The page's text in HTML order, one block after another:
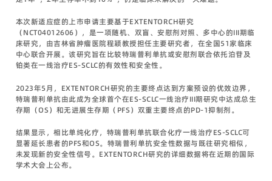
本次新适应症的上市申请主要基于EXTENTORCH研究
（NCT04012606），是一项随机、双盲、安慰剂对照、多中心的III期临
床研究，由吉林省肿瘤医院程颖教授担任主要研究者，在全国51家临床
中心联合开展。该研究旨在比较特瑞普利单抗或安慰剂联合依托泊苷及
铂类在一线治疗ES-SCLC的有效性和安全性。
2023年5月，EXTENTORCH研究的主要终点达到方案预设的优效边界，
特瑞普利单抗由此成为全球首个在ES-SCLC一线治疗III期研究中达成总生
存期（OS）和无进展生存期（PFS）双重主要终点的PD-1抑制剂。
结果显示，相比单纯化疗，特瑞普利单抗联合化疗一线治疗ES-SCLC可
显著延长患者的PFS和OS。特瑞普利单抗安全性数据与既往研究相似，
未发现新的安全性信号。EXTENTORCH研究的详细数据将在近期的国际
学术大会上公布。